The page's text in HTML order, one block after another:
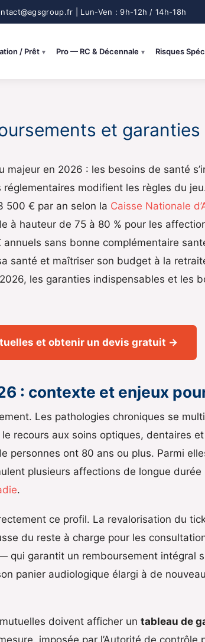
/ Prêt Pro — RC & Décennale Risques
et
majeur en 2026 : les besoins de santé
modifient les règles du
500 € par an selon la Caisse Nationale
à hauteur de 75 à 80 % pour les
sans bonne complémentaire
santé et maîtriser son budget à la
les garanties indispensables et les
et obtenir un devis gratuit →
: contexte et enjeux
Les pathologies chroniques se
recours aux soins optiques, dentaires
personnes ont 80 ans ou plus. Parmi
plusieurs affections de longue durée
.
ce profil. La revalorisation du
du reste à charge pour les
qui garantit un remboursement intégral
panier audiologique élargi à de
doivent afficher un tableau de